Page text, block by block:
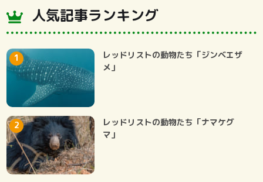
人気記事ランキング
レッドリストの動物たち「ジンベエザ
メ」
レッドリストの動物たち「ナマケグ
マ」